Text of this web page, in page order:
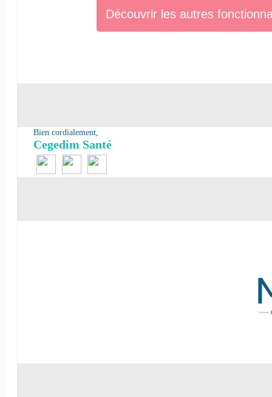
Découvrir les autres
Bien cordialement,
Cegedim Santé